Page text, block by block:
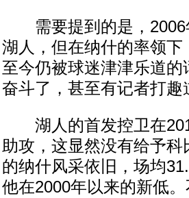
需要提到的是，2006
湖人，但在纳什的率领
至今仍被球迷津津乐道
奋斗了，甚至有记者打趣
湖人的首发控卫在
助攻，这显然没有给予
的纳什风采依旧，场均
他在2000年以来的新低